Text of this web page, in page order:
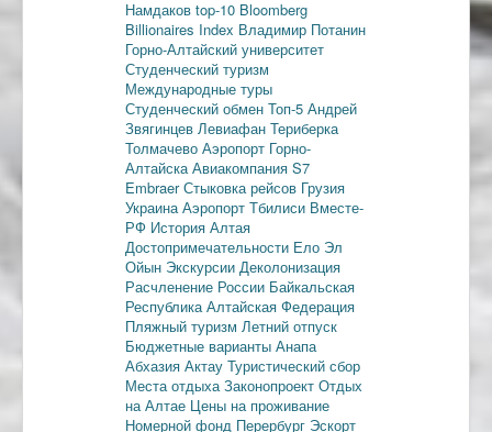
Намдаков top-10 Bloomberg
Billionaires Index Владимир Потанин
Горно-Алтайский университет
Студенческий туризм
Международные туры
Студенческий обмен Топ-5 Андрей
Звягинцев Левиафан Териберка
Толмачево Аэропорт Горно-
Алтайска Авиакомпания S7
EmbraerСтыковка рейсов Грузия
Украина Аэропорт Тбилиси Вместе-
РФ История Алтая
Достопримечательности Ело Эл
Ойын Экскурсии Деколонизация
Расчленение России Байкальская
Республика Алтайская Федерация
Пляжный туризм Летний отпуск
Бюджетные варианты Анапа
Абхазия Актау Туристический сбор
Места отдыха Законопроект Отдых
на Алтае Цены на проживание
Номерной фонд Перербург Эскорт